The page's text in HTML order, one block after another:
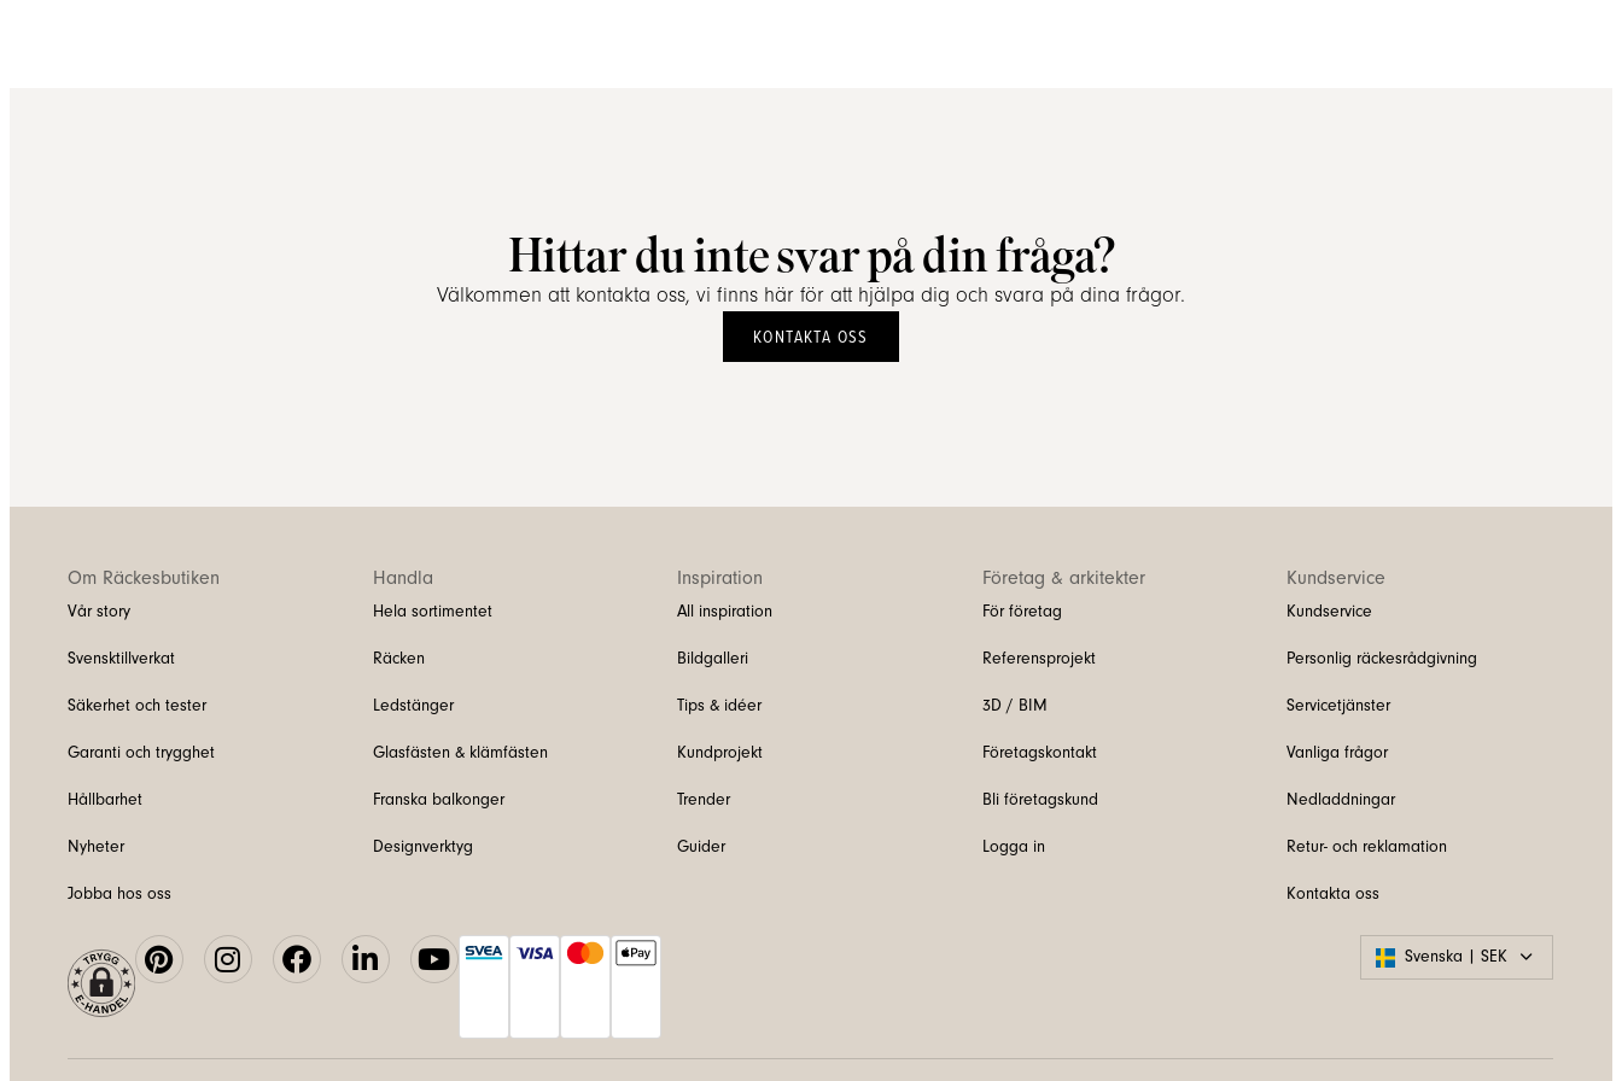
Hittar du inte svar på din fråga?
Välkommen att kontakta oss, vi finns här för att hjälpa dig och svara på dina frågor.
KONTAKTA OSS
Om Räckesbutiken
Vår story
Svensktillverkat
Säkerhet och tester
Garanti och trygghet
Hållbarhet
Nyheter
Jobba hos oss
Handla
Hela sortimentet
Räcken
Ledstänger
Glasfästen & klämfästen
Franska balkonger
Designverktyg
Inspiration
All inspiration
Bildgalleri
Tips & idéer
Kundprojekt
Trender
Guider
Företag & arkitekter
För företag
Referensprojekt
3D / BIM
Företagskontakt
Bli företagskund
Logga in
Kundservice
Kundservice
Personlig räckesrådgivning
Servicetjänster
Vanliga frågor
Nedladdningar
Retur- och reklamation
Kontakta oss
Svenska | SEK